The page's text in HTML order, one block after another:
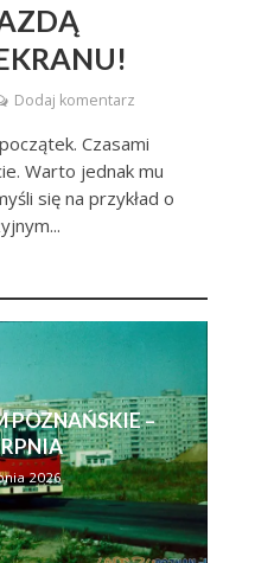
Dodaj komentarz
Czasami
Warto jednak mu
się na przykład o
POZNAŃSKIE –
2026